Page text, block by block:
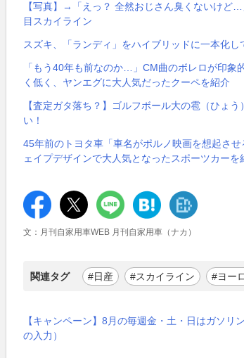
【写真】→「えっ？ 全然おじさん臭くないけど
目スカイライン
スズキ、「ランディ」をハイブリッドに一本化し
「もう40年も前なのか…」CM曲のボレロが印象
く低く、ヤンエグに大人気だったクーペを紹介
【査定ガタ落ち？】ゴルフボール大の雹（ひょ
い！
45年前のトヨタ車「車名がポルノ映画を想起さ
ェイプデザインで大人気となったスポーツカーを
文：月刊自家用車WEB 月刊自家用車（ナカ）
関連タグ #日産 #スカイライン #ヨー
【キャンペーン】8月の毎週金・土・日はガソ
の入力）